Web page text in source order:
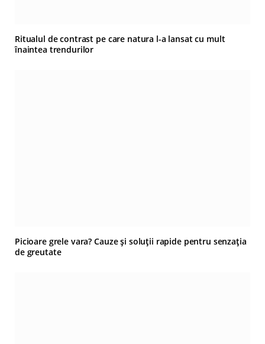
Ritualul de contrast pe care natura l-a lansat cu mult
înaintea trendurilor
Picioare grele vara? Cauze și soluții rapide pentru senzația
de greutate